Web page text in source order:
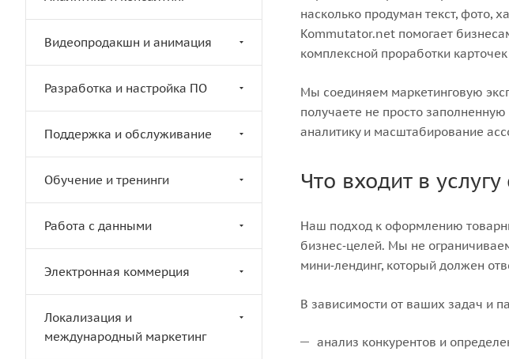
насколько продуман текст, фото,
Kommutator.net помогает
комплексной проработки
Мы соединяем маркетинговую
получаете не просто
аналитику и масштабирование
Что входит в
Наш подход к оформлению
бизнес‑целей. Мы не
мини‑лендинг, который должен
В зависимости от ваших задач и
анализ конкурентов и
Видеопродакшн и анимация
Разработка и настройка ПО
Поддержка и обслуживание
Обучение и тренинги
Работа с данными
Электронная коммерция
Локализация и
международный маркетинг